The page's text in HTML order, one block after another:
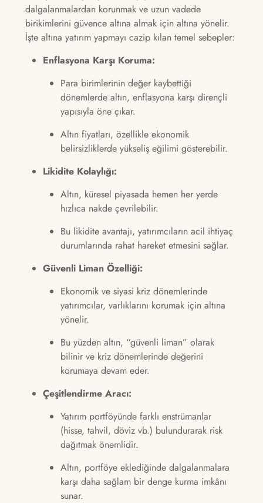
dalgalanmalardan korunmak ve uzun vadede
birikimlerini güvence altına almak için altına yönelir.
İşte altına yatırım yapmayı cazip kılan temel sebepler:
Enflasyona Karşı Koruma:
Para birimlerinin değer kaybettiği
dönemlerde altın, enflasyona karşı dirençli
yapısıyla öne çıkar.
Altın fiyatları, özellikle ekonomik
belirsizliklerde yükseliş eğilimi gösterebilir.
Likidite Kolaylığı:
Altın, küresel piyasada hemen her yerde
hızlıca nakde çevrilebilir.
Bu likidite avantajı, yatırımcıların acil ihtiyaç
durumlarında rahat hareket etmesini sağlar.
Güvenli Liman Özelliği:
Ekonomik ve siyasi kriz dönemlerinde
yatırımcılar, varlıklarını korumak için altına
yönelir.
Bu yüzden altın, “güvenli liman” olarak
bilinir ve kriz dönemlerinde değerini
korumaya devam eder.
Çeşitlendirme Aracı:
Yatırım portföyünde farklı enstrümanlar
(hisse, tahvil, döviz vb.) bulundurarak risk
dağıtmak önemlidir.
Altın, portföye eklediğinde dalgalanmalara
karşı daha sağlam bir denge kurma imkânı
sunar.